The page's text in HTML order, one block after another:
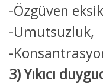
-Özgüven
-Umutsuzluk,
-
3) Yıkıcı